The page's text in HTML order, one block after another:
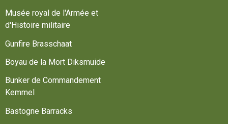
Musée royal de l'Armée et
d'Histoire militaire
Gunfire Brasschaat
Boyau de la Mort Diksmuide
Bunker de Commandement
Kemmel
Bastogne Barracks